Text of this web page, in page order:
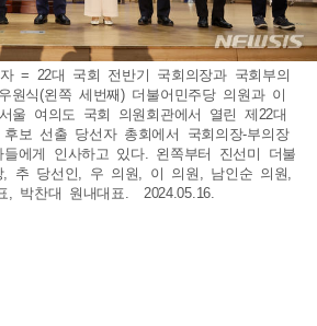
= 22대 국회 전반기 국회의장과 국회부의
원식(왼쪽 세번째) 더불어민주당 의원과 이
울 여의도 국회 의원회관에서 열린 제22대
보 선출 당선자 총회에서 국회의장-부의장
에게 인사하고 있다. 왼쪽부터 진선미 더불
, 추 당선인, 우 의원, 이 의원, 남인순 의원,
, 박찬대 원내대표. 2024.05.16.